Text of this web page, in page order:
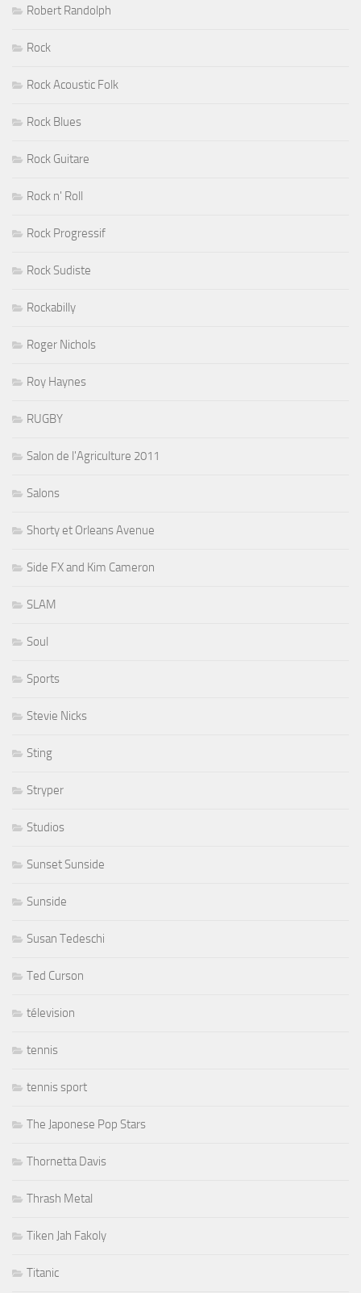
Robert Randolph
Rock
Rock Acoustic Folk
Rock Blues
Rock Guitare
Rock n' Roll
Rock Progressif
Rock Sudiste
Rockabilly
Roger Nichols
Roy Haynes
RUGBY
Salon de l'Agriculture 2011
Salons
Shorty et Orleans Avenue
Side FX and Kim Cameron
SLAM
Soul
Sports
Stevie Nicks
Sting
Stryper
Studios
Sunset Sunside
Sunside
Susan Tedeschi
Ted Curson
télevision
tennis
tennis sport
The Japonese Pop Stars
Thornetta Davis
Thrash Metal
Tiken Jah Fakoly
Titanic